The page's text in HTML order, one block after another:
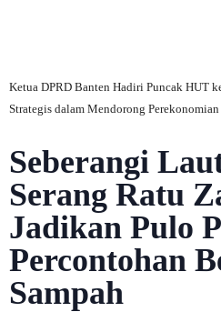
Ketua DPRD Banten Hadiri Puncak HUT
Strategis dalam Mendorong Perekonomian
Seberangi
Serang Ratu
Jadikan Pulo
Percontohan
Sampah